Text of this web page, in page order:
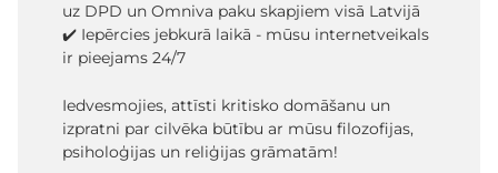
uz DPD un Omniva paku skapjiem visā Latvijā
✔️ Iepērcies jebkurā laikā - mūsu internetveikals
ir pieejams 24/7
Iedvesmojies, attīsti kritisko domāšanu un
izpratni par cilvēka būtību ar mūsu filozofijas,
psiholoģijas un reliģijas grāmatām!